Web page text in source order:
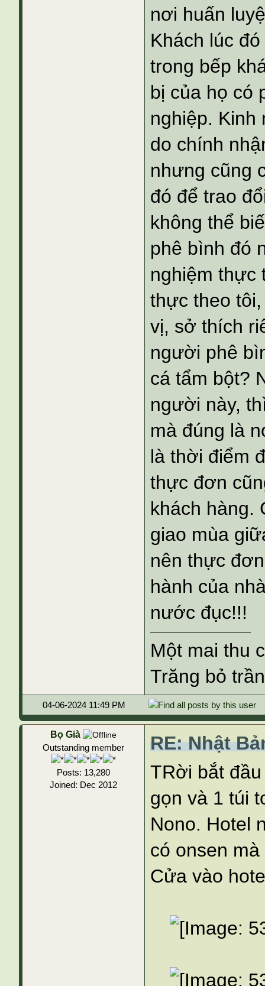
nơi huấn
Khách lúc
trong bếp
bị của họ có
nghiệp. Kinh
do chính
nhưng cũng
đó để trao
không thể
phê bình đó
nghiệm thực
thực theo
vị, sở thích
người phê
cá tẩm bột?
người này,
mà đúng là
là thời điểm
thực đơn
khách hàng.
giao mùa
nên thực
hành của
nước đục!!!
Một mai thu
Trăng bỏ
04-06-2024 11:49 PM
Bọ Già
Outstanding member
Posts: 13,280
Joined: Dec 2012
RE: Nhật
TRời bắt
gọn và 1 túi
Nono. Hotel
có onsen
Cửa vào